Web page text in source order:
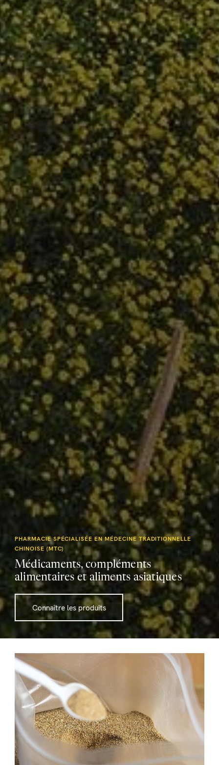
PHARMACIE SPÉCIALISÉE EN MÉDECINE TRADITIONNELLE
CHINOISE (MTC)
Médicaments, compléments
alimentaires et aliments asiatiques
Connaître les produits